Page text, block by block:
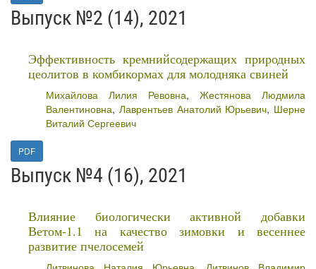
Выпуск №2 (14), 2021
Эффективность кремнийсодержащих природных
цеолитов в комбикормах для молодняка свиней
Михайлова Лилия Ревовна, Жестянова Людмила
Валентиновна, Лаврентьев Анатолий Юрьевич, Шерне
Виталий Сергеевич
PDF
Выпуск №4 (16), 2021
Влияние биологически активной добавки
Ветом-1.1 на качество зимовки и весеннее
развитие пчелосемей